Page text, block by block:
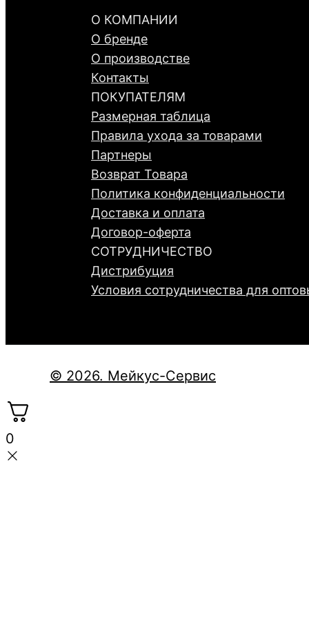
О КОМПАНИИ
О бренде
О производстве
Контакты
ПОКУПАТЕЛЯМ
Размерная таблица
Правила ухода за товарами
Партнеры
Возврат Товара
Политика конфиденциальности
Доставка и оплата
Договор-оферта
СОТРУДНИЧЕСТВО
Дистрибуция
Условия сотрудничества для
© 2026. Мейкус-Сервис
0